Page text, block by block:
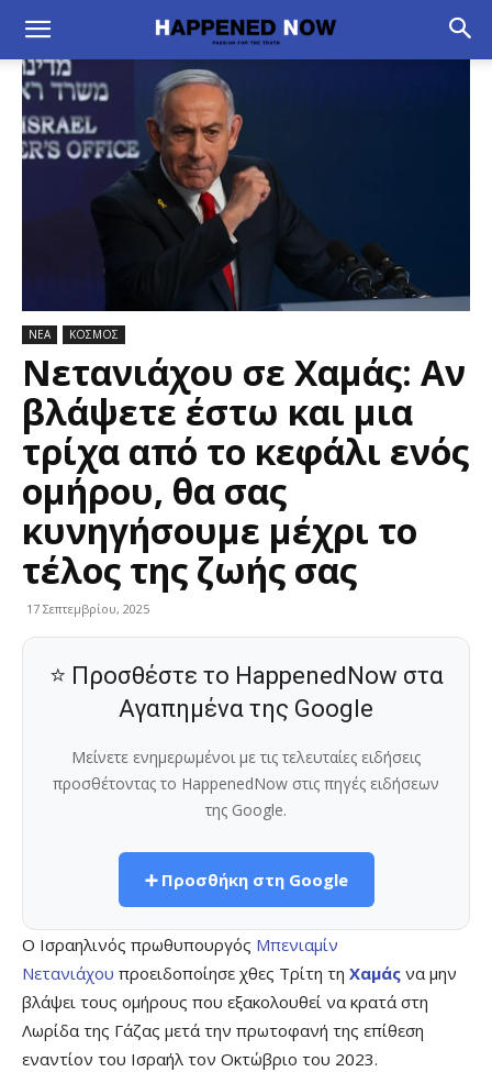
ΝΕΑ ΚΟΣΜΟΣ
Νετανιάχου σε Χαμάς: Αν
βλάψετε έστω και μια
τρίχα από το κεφάλι ενός
ομήρου, θα σας
κυνηγήσουμε μέχρι το
τέλος της ζωής σας
17 Σεπτεμβρίου, 2025
⭐ Προσθέστε το HappenedNow στα
Αγαπημένα της Google
Μείνετε ενημερωμένοι με τις τελευταίες ειδήσεις
προσθέτοντας το HappenedNow στις πηγές ειδήσεων
της Google.
➕ Προσθήκη στη Google
Ο Ισραηλινός πρωθυπουργός Μπενιαμίν
Νετανιάχου προειδοποίησε χθες Τρίτη τη Χαμάς να μην
βλάψει τους ομήρους που εξακολουθεί να κρατά στη
Λωρίδα της Γάζας μετά την πρωτοφανή της επίθεση
εναντίον του Ισραήλ τον Οκτώβριο του 2023.